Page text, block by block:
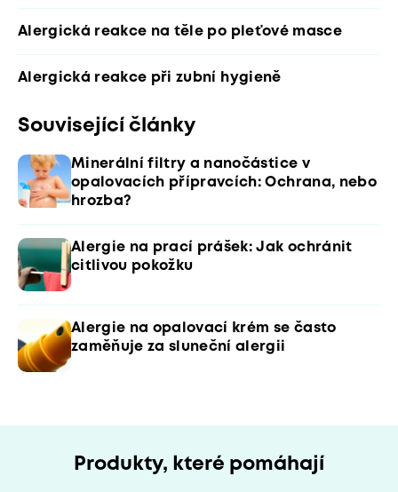
Alergická reakce na těle po pleťové masce
Alergická reakce při zubní hygieně
Související články
Minerální filtry a nanočástice v
opalovacích přípravcích: Ochrana, nebo
hrozba?
Alergie na prací prášek: Jak ochránit
citlivou pokožku
Alergie na opalovací krém se často
zaměňuje za sluneční alergii
Produkty, které pomáhají